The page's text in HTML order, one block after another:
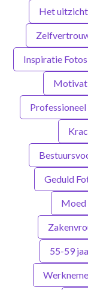
Het
Inspiratie Fotos
Geduld
Moed
55-59